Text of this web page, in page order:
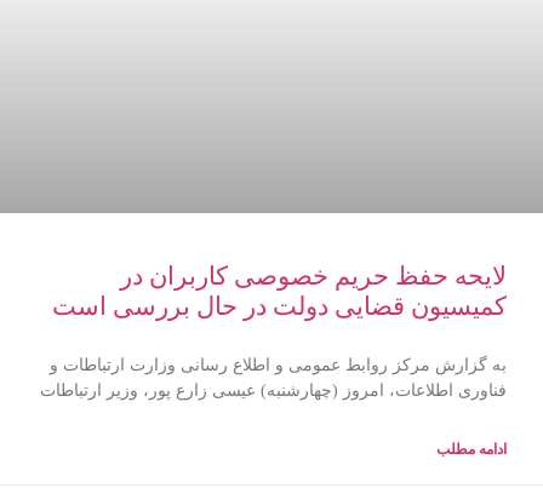
لایحه حفظ حریم خصوصی کاربران در
کمیسیون قضایی دولت در حال بررسی است
به گزارش مرکز روابط عمومی و اطلاع رسانی وزارت ارتباطات و
فناوری اطلاعات، امروز (چهارشنبه) عیسی زارع پور، وزیر ارتباطات
ادامه مطلب